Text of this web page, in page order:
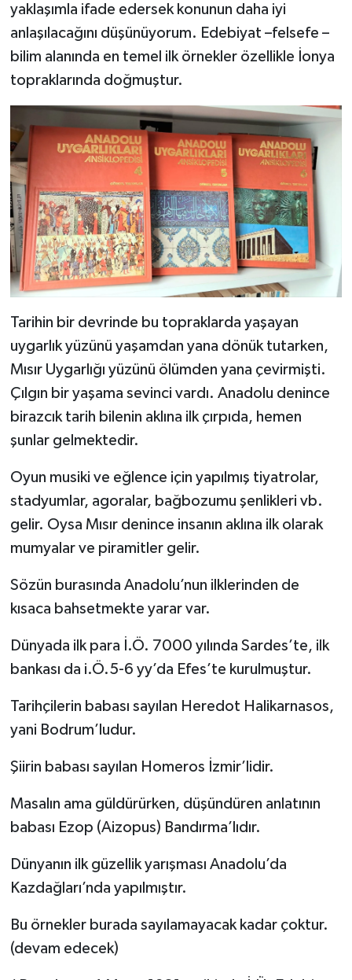
yaklaşımla ifade edersek konunun daha iyi
anlaşılacağını düşünüyorum. Edebiyat –felsefe –
bilim alanında en temel ilk örnekler özellikle İonya
topraklarında doğmuştur.
Tarihin bir devrinde bu topraklarda yaşayan
uygarlık yüzünü yaşamdan yana dönük tutarken,
Mısır Uygarlığı yüzünü ölümden yana çevirmişti.
Çılgın bir yaşama sevinci vardı. Anadolu denince
birazcık tarih bilenin aklına ilk çırpıda, hemen
şunlar gelmektedir.
Oyun musiki ve eğlence için yapılmış tiyatrolar,
stadyumlar, agoralar, bağbozumu şenlikleri vb.
gelir. Oysa Mısır denince insanın aklına ilk olarak
mumyalar ve piramitler gelir.
Sözün burasında Anadolu’nun ilklerinden de
kısaca bahsetmekte yarar var.
Dünyada ilk para İ.Ö. 7000 yılında Sardes’te, ilk
bankası da i.Ö.5-6 yy’da Efes’te kurulmuştur.
Tarihçilerin babası sayılan Heredot Halikarnasos,
yani Bodrum’ludur.
Şiirin babası sayılan Homeros İzmir’lidir.
Masalın ama güldürürken, düşündüren anlatının
babası Ezop (Aizopus) Bandırma’lıdır.
Dünyanın ilk güzellik yarışması Anadolu’da
Kazdağları’nda yapılmıştır.
Bu örnekler burada sayılamayacak kadar çoktur.
(devam edecek)